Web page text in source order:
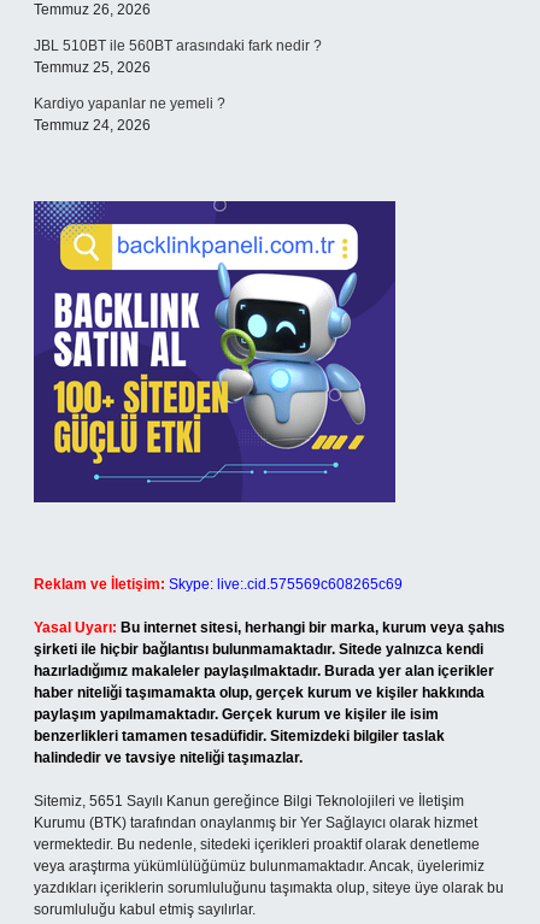
Temmuz 26, 2026
JBL 510BT ile 560BT arasındaki fark nedir ?
Temmuz 25, 2026
Kardiyo yapanlar ne yemeli ?
Temmuz 24, 2026
Reklam ve İletişim: Skype: live:.cid.575569c608265c69
Yasal Uyarı: Bu internet sitesi, herhangi bir marka, kurum veya şahıs
şirketi ile hiçbir bağlantısı bulunmamaktadır. Sitede yalnızca kendi
hazırladığımız makaleler paylaşılmaktadır. Burada yer alan içerikler
haber niteliği taşımamakta olup, gerçek kurum ve kişiler hakkında
paylaşım yapılmamaktadır. Gerçek kurum ve kişiler ile isim
benzerlikleri tamamen tesadüfidir. Sitemizdeki bilgiler taslak
halindedir ve tavsiye niteliği taşımazlar.
Sitemiz, 5651 Sayılı Kanun gereğince Bilgi Teknolojileri ve İletişim
Kurumu (BTK) tarafından onaylanmış bir Yer Sağlayıcı olarak hizmet
vermektedir. Bu nedenle, sitedeki içerikleri proaktif olarak denetleme
veya araştırma yükümlülüğümüz bulunmamaktadır. Ancak, üyelerimiz
yazdıkları içeriklerin sorumluluğunu taşımakta olup, siteye üye olarak bu
sorumluluğu kabul etmiş sayılırlar.